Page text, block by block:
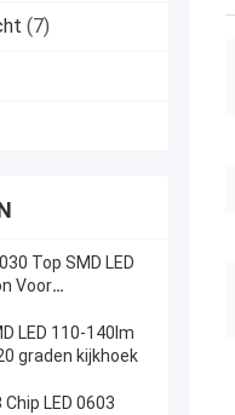
(7)
Top SMD LED
Voor
LED 110-140lm
graden kijkhoek
LED 0603